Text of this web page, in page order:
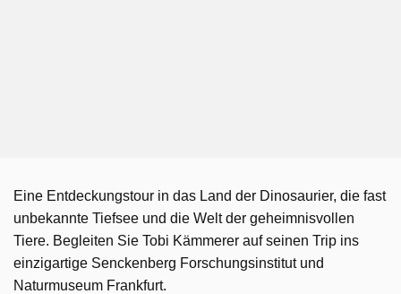
Eine Entdeckungstour in das Land der Dinosaurier, die fast
unbekannte Tiefsee und die Welt der geheimnisvollen
Tiere. Begleiten Sie Tobi Kämmerer auf seinen Trip ins
einzigartige Senckenberg Forschungsinstitut und
Naturmuseum Frankfurt.